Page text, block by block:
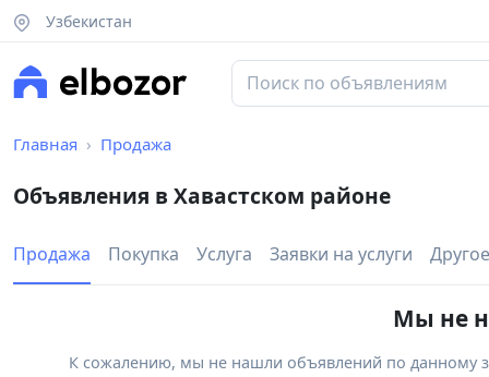
Узбекистан
Главная Продажа
Объявления в Хавастском районе
Продажа Покупка Услуга Заявки на услуги Другое
Мы не
К сожалению, мы не нашли объявлений по данному